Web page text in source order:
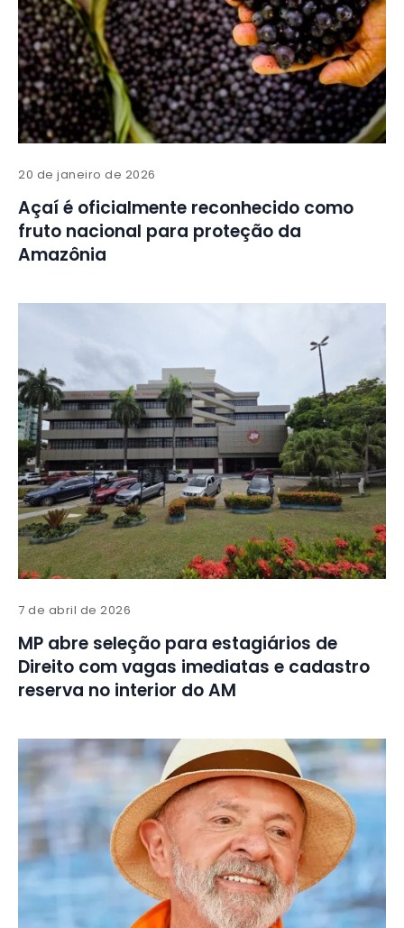
20 de janeiro de 2026
Açaí é oficialmente reconhecido como
fruto nacional para proteção da
Amazônia
7 de abril de 2026
MP abre seleção para estagiários de
Direito com vagas imediatas e cadastro
reserva no interior do AM